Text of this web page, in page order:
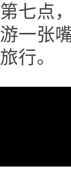
第七点
游一张
旅行。